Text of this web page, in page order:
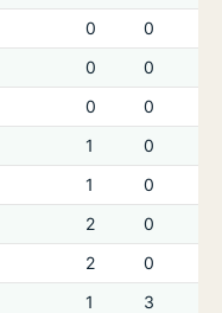
0
0
0
0
0
0
1
0
1
0
2
0
2
0
1
3